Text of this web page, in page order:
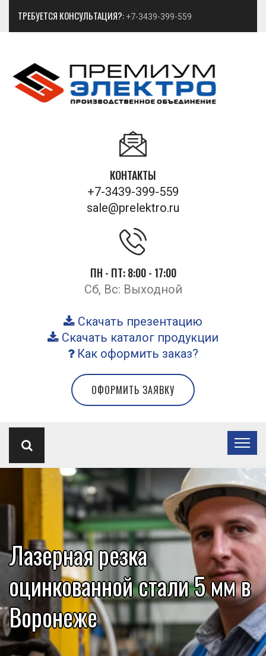
ТРЕБУЕТСЯ КОНСУЛЬТАЦИЯ?: +7-3439-399-559
КОНТАКТЫ
+7-3439-399-559
sale@prelektro.ru
ПН - ПТ: 8:00 - 17:00
Сб, Вс: Выходной
Скачать презентацию
Скачать каталог продукции
Как оформить заказ?
ОФОРМИТЬ ЗАЯВКУ
Лазерная резка
оцинкованной стали 5 мм в
Воронеже